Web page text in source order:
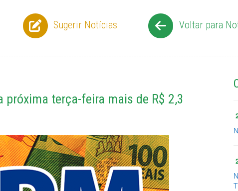
Sugerir Notícias Voltar para
próxima terça-feira mais de R$ 2,3